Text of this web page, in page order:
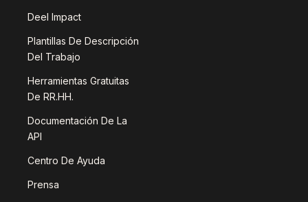
Deel Impact
Plantillas De Descripción
Del Trabajo
Herramientas Gratuitas
De RR.HH.
Documentación De La
API
Centro De Ayuda
Prensa